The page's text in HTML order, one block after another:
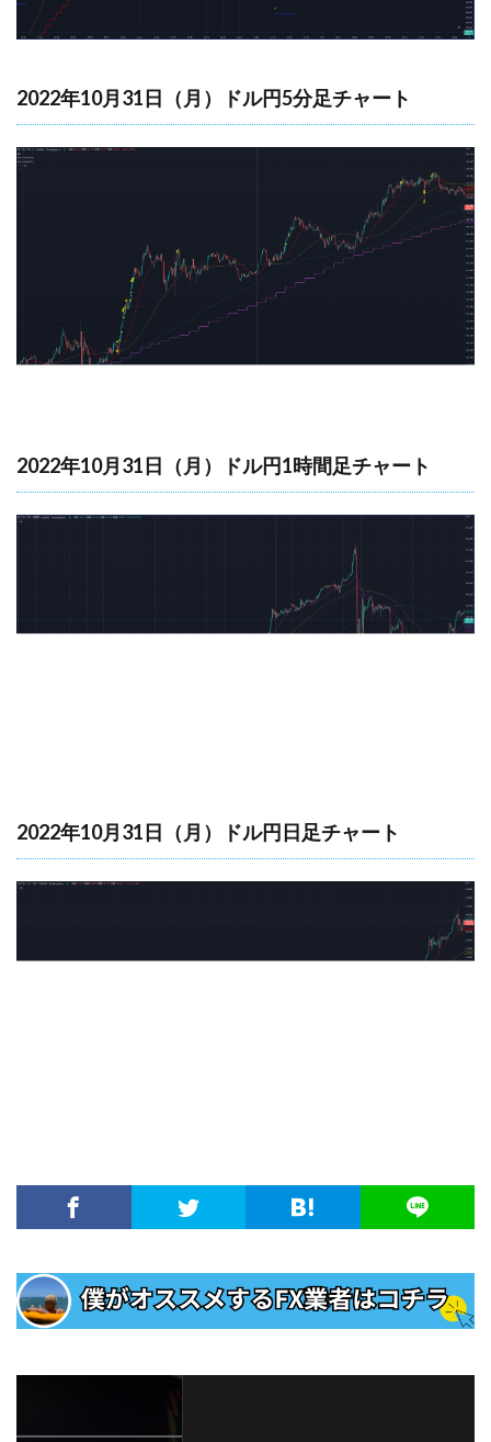
2022年10月31日（月）ドル円5分足チャート
2022年10月31日（月）ドル円1時間足チャート
2022年10月31日（月）ドル円日足チャート